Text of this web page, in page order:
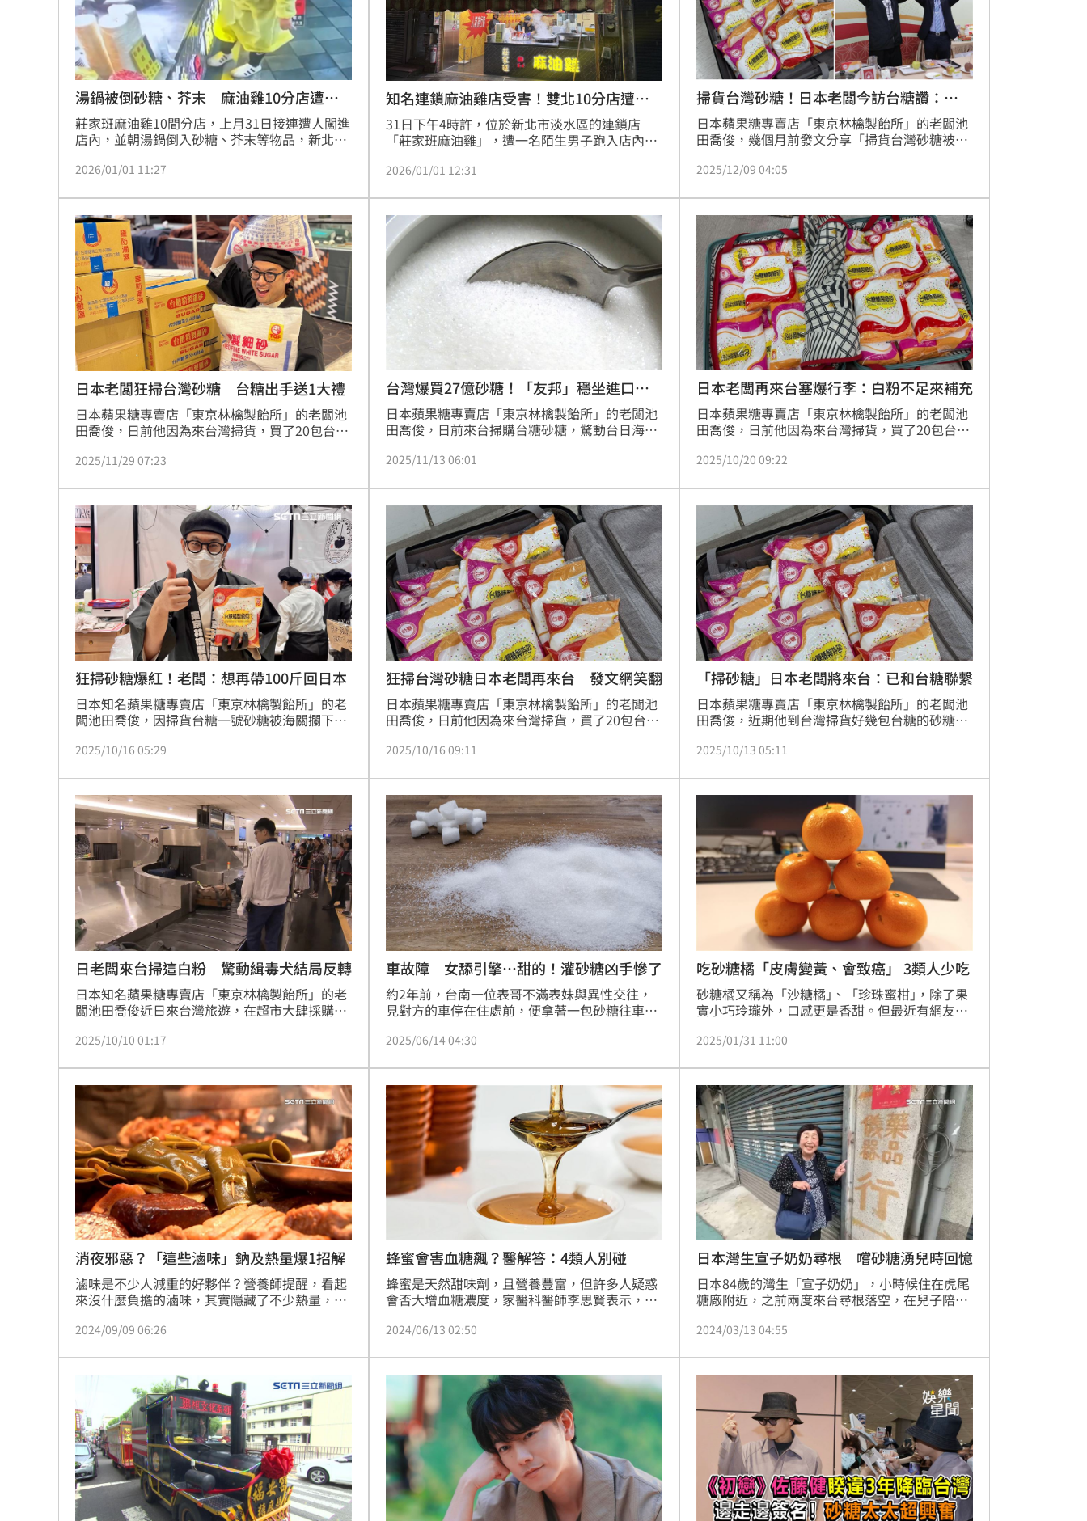
湯鍋被倒砂糖、芥末 麻油雞10分店遭惡
整
莊家班麻油雞10間分店，上月31日接連遭人闖進
店內，並朝湯鍋倒入砂糖、芥末等物品，新北各
歲）及江姓男子（22歲），目前仍有1人在逃，
2026/01/01 11:27
知名連鎖麻油雞店受害！雙北10分店遭加
料
31日下午4時許，位於新北市淡水區的連鎖店
「莊家班麻油雞」，遭一名陌生男子跑入店內，
現後報警處理，警方發現男子倒入鍋內的是一包
犯嫌特徵及涉案車輛，於晚間10點多，逮捕涉案
的22歲江姓男子，犯案動機與原因還要進一步釐
清。
2026/01/01 12:31
掃貨台灣砂糖！日本老闆今訪台糖讚：
NO.1
日本蘋果糖專賣店「東京林檎製飴所」的老闆池
田喬俊，幾個月前發文分享「掃貨台灣砂糖被海
池田喬俊本人來拜訪台糖了，除了會見董事長
糖NO.1蘋果糖。」而在此會面之後，雙方也將更
進一步討論合作模式，期許未來台灣糖業能與池
田喬俊的手藝結合，拓展國際。
2025/12/09 04:05
日本老闆狂掃台灣砂糖 台糖出手送1大禮
日本蘋果糖專賣店「東京林檎製飴所」的老闆池
田喬俊，日前他因為來台灣掃貨，買了20包台糖
利帶回；之後他更多次來台灣補貨，還透露台糖
一個大驚喜，特製了一個「砂糖抱枕」送給他，
他也透露接下來預計將和台糖董事長見面。
2025/11/29 07:23
台灣爆買27億砂糖！「友邦」穩坐進口寶
座
日本蘋果糖專賣店「東京林檎製飴所」的老闆池
田喬俊，日前來台掃購台糖砂糖，驚動台日海
台灣砂糖優點。事實上，台灣除了生產砂糖，也
根據農業部最新數據指出，原本1、2月最大來源
國都是南非，但從3月開始友邦瓜地馬拉取代南
非，3月至10月，瓜地馬拉都穩坐台灣進口砂糖
及其製品的冠軍，今年1月至10月的進口量達16
萬噸，進口額更是
2025/11/13 06:01
日本老闆再來台塞爆行李：白粉不足來補充
日本蘋果糖專賣店「東京林檎製飴所」的老闆池
田喬俊，日前他因為來台灣掃貨，買了20包台糖
利帶回；這個月14日他再度來台灣，今（20）日
備帶回日本。
2025/10/20 09:22
狂掃砂糖爆紅！老闆：想再帶100斤回日本
日本知名蘋果糖專賣店「東京林檎製飴所」的老
闆池田喬俊，因掃貨台糖一號砂糖被海關攔下而
製作蘋果糖，吸引大批民眾朝聖，池田喬俊笑說
灣砂糖回日本，但沒有辦法帶這麼多，所以盡量
能帶多少算多少」。（賴俊佑）
2025/10/16 05:29
狂掃台灣砂糖日本老闆再來台 發文網笑翻
日本蘋果糖專賣店「東京林檎製飴所」的老闆池
田喬俊，日前他因為來台灣掃貨，買了20包台糖
利帶回；10月中一路到11月，他的店也將來台灣
漢字與台灣人順暢交流，讓網友笑翻表示「誰教
老闆這個精髓的」。
2025/10/16 09:11
「掃砂糖」日本老闆將來台：已和台糖聯繫
日本蘋果糖專賣店「東京林檎製飴所」的老闆池
田喬俊，近期他到台灣掃貨好幾包台糖的砂糖帶
月中一路到11月，他的店也將來台灣快閃。今
他，「我超開心的！太開心了結果流鼻血了。」
2025/10/13 05:11
日老闆來台掃這白粉 驚動緝毒犬結局反轉
日本知名蘋果糖專賣店「東京林檎製飴所」的老
闆池田喬俊近日來台灣旅遊，在超市大肆採購砂
在桃園機場被海關攔下，遭問為何要帶這麼多砂
這在日本買不到。」才順利帶著整箱「白色粉
末」登機。結果抵達日本後，又驚動緝毒犬，讓
人哭笑不得，貼文曝光後，讓大批網友笑翻。
2025/10/10 01:17
車故障 女舔引擎…甜的！灌砂糖凶手慘了
約2年前，台南一位表哥不滿表妹與異性交往，
見對方的車停在住處前，便拿著一包砂糖往車子
人員處理，只見引擎上有不明結晶，舔一口後發
擎是被惡意毀損，進而報案。經法院審理，最終
表哥被處拘役20日。
2025/06/14 04:30
吃砂糖橘「皮膚變黃、會致癌」 3類人少吃
砂糖橘又稱為「沙糖橘｣、「珍珠蜜柑｣，除了果
實小巧玲瓏外，口感更是香甜。但最近有網友發
「砂糖橘含大量果糖致癌」，真的嗎？對此，中
2025/01/31 11:00
消夜邪惡？「這些滷味」鈉及熱量爆1招解
滷味是不少人減重的好夥伴？營養師提醒，看起
來沒什麼負擔的滷味，其實隱藏了不少熱量，甚
鑫腸的鈉含量和熱量最高，來看營養師教你如何
2024/09/09 06:26
蜂蜜會害血糖飆？醫解答：4類人別碰
蜂蜜是天然甜味劑，且營養豐富，但許多人疑惑
會否大增血糖濃度，家醫科醫師李思賢表示，蜂
糖尿病患者食用。此外，蜂蜜也不適合脂肪肝、
2024/06/13 02:50
日本灣生宣子奶奶尋根 嚐砂糖湧兒時回憶
日本84歲的灣生「宣子奶奶」，小時候住在虎尾
糖廠附近，之前兩度來台尋根落空，在兒子陪同
虎尾廠長蘇建元，帶領他們在虎尾街道找到80年
奶奶嘗了一口想起兒時味道，感動到眼淚滴下
來。
2024/03/13 04:55